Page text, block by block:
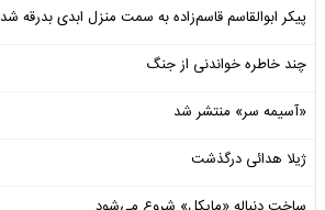
پیکر ابوالقاسم قاسم‌زاده به سمت منزل ابدی بدرقه شد
چند خاطره خواندنی از جنگ
«آسیمه سر» منتشر شد
ژیلا هدائی درگذشت